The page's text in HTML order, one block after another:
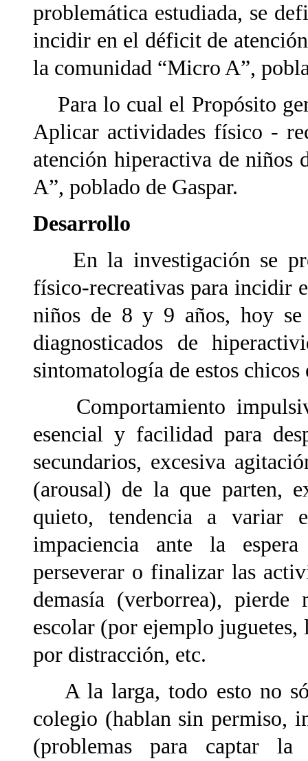
problemática estudiada, se
incidir en el déficit de
la comunidad “Micro A”,
Para lo cual el Propósito
Aplicar actividades físico -
atención hiperactiva de niños
A”, poblado de Gaspar.
Desarrollo
En la investigación se
físico-recreativas para incidir
niños de 8 y 9 años, hoy se
diagnosticados de
sintomatología de estos chicos
Comportamiento
esencial y facilidad para
secundarios, excesiva
(arousal) de la que parten,
quieto, tendencia a variar
impaciencia ante la
perseverar o finalizar las
demasía (verborrea),
escolar (por ejemplo
por distracción, etc.
A la larga, todo esto no
colegio (hablan sin permiso,
(problemas para captar la